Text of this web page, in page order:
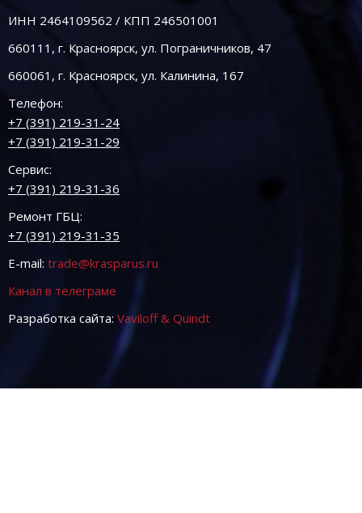
ИНН 2464109562 / КПП 246501001
660111, г. Красноярск, ул. Пограничников, 47
660061, г. Красноярск, ул. Калинина, 167
Телефон:
+7 (391) 219-31-24
+7 (391) 219-31-29
Сервис:
+7 (391) 219-31-36
Ремонт ГБЦ:
+7 (391) 219-31-35
E-mail: trade@krasparus.ru
Канал в телеграме
Разработка сайта: Vaviloff & Quindt